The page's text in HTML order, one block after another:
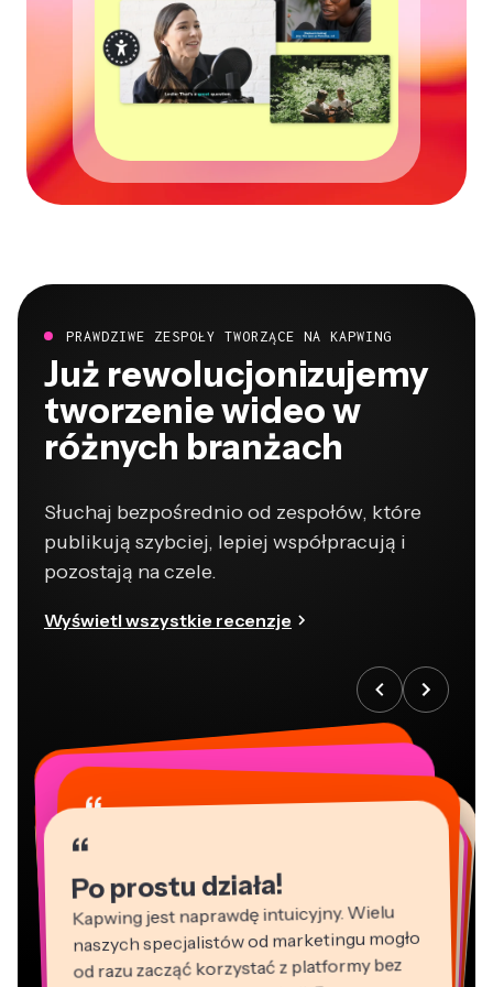
PRAWDZIWE ZESPOŁY TWORZĄCE NA KAPWING
Już rewolucjonizujemy
tworzenie wideo w
różnych branżach
Słuchaj bezpośrednio od zespołów, które
publikują szybciej, lepiej współpracują i
pozostają na czele.
Wyświetl wszystkie recenzje
“
Po prostu działa!
Kapwing jest naprawdę intuicyjny. Wielu
naszych specjalistów od marketingu mogło
od razu zacząć korzystać z platformy bez
“
“
“
“
“
“
“